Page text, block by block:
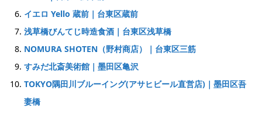
イエロ Yello 蔵前｜台東区蔵前
浅草橋びんてじ時造食酒｜台東区浅草橋
NOMURA SHOTEN（野村商店）｜台東区三筋
すみだ北斎美術館｜墨田区亀沢
TOKYO隅田川ブルーイング(アサヒビール直営店)｜墨田区吾
妻橋